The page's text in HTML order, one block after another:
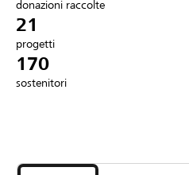
Collegarsi
Registrazione
donazioni raccolte
21
progetti
170
sostenitori
i